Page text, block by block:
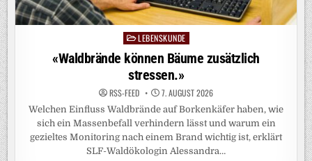
Posted
in
LEBENSKUNDE
«Waldbrände können Bäume zusätzlich
stressen.»
RSS-FEED 7. AUGUST 2026
Welchen Einfluss Waldbrände auf Borkenkäfer haben, wie
sich ein Massenbefall verhindern lässt und warum ein
gezieltes Monitoring nach einem Brand wichtig ist, erklärt
SLF-Waldökologin Alessandra…